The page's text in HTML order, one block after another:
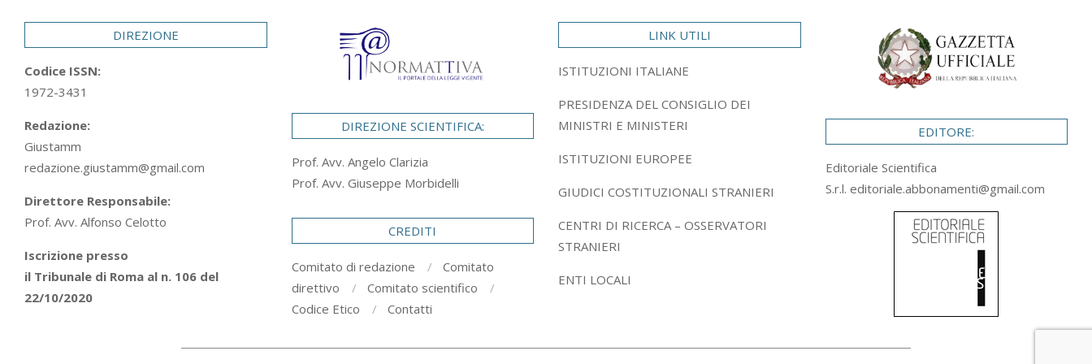
DIREZIONE
Codice ISSN:
1972-3431
Redazione:
Giustamm
redazione.giustamm@gmail.com
Direttore Responsabile:
Prof. Avv. Alfonso Celotto
Iscrizione presso
il Tribunale di Roma al n. 106 del
22/10/2020
DIREZIONE SCIENTIFICA:
Prof. Avv. Angelo Clarizia
Prof. Avv. Giuseppe Morbidelli
CREDITI
Comitato di redazione
Comitato
direttivo
Comitato scientifico
Codice Etico
Contatti
LINK UTILI
ISTITUZIONI ITALIANE
PRESIDENZA DEL CONSIGLIO DEI
MINISTRI E MINISTERI
ISTITUZIONI EUROPEE
GIUDICI COSTITUZIONALI STRANIERI
CENTRI DI RICERCA – OSSERVATORI
STRANIERI
ENTI LOCALI
EDITORE:
Editoriale Scientifica
S.r.l. editoriale.abbonamenti@gmail.com